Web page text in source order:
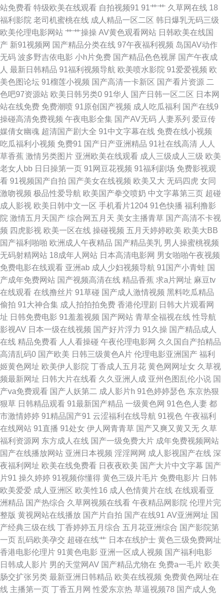
爱精品一区 日本肏屄网 91亚洲精品入口 后入黑丝少妇 日美黄色网 97超碰青
娱乐 激情草草 视频爱肏屄的肉棒 91综合在线观看 九九热精品 四虎成人伦理
草逼网欧美 女人的天堂AV 在线播放成人a 豆花影视无码黄色 欧美人人插 影
音先锋色天堂 国产97色 青青草男人av 91电影免费看 韩日专区 午夜福利丝
袜人妻 www午夜 巨乳jk被后入 午夜剧场淫秽片 肏屄新片 蜜桃97干 亚洲男
女操逼视频 超碰先锋影音 男人天堂资源网 91色情软件 含羞草影音 性爱射精
福利社 国产豆花网站 人操人碰 91蜜桃破解版 国产性爱大片 日本成人导航
91社久久 国产一区av 天美九一 成人福利视频网 欧美性交综合网站 91站视
频网 老司机性爱视频 在线看污网站视频 国产色五月婷婷 精品蜜桃9199 a级
黄卡 萌白酱白虎一线天 在线影院av 青娱乐首页91 69热9 国产3p网 人妖黄
色A片 白丝自慰潮睡91 老湿机激情影视 午夜免费体验 玖草资源网站 亚洲97
色se 超碰在线搞99 欧美成人日韩中文 91你懂的在线 国产一级视频 三级片
免费国产 豆花影视无码黄色 欧洲毛片影院 肏屄彰武 欧美色图中文 91网站免
费看 黄网址在线看 天天日批 av在线撸撸 狼友内射日韩无码 亚洲趁人 超碰资
源总站 日韩精品福利网址 成人视频院 亚洲变态制服另类 国产51自拍 五月天
色色区 超碰91社区 男女爱爱午夜剧场 av天堂网址 蜜臀官网 伊人香乱码 黄
色软件精品99 av人人操人人操 免费看91 91夫妻小视频 国产精品自拍官网
日韩一级免费观看 97中文免费观看 久草资源色 91探花超碰 久草资源福利 亚
洲国产天天综合 成人性视频 青青操逼 91免费视频资源 黄色三级AV 天天弄
日日搞 俺去也俺去啦 蜜桃97干 91国精产品视频 九一人人干 超碰91资源 青
青草中文娱乐网 91熟女豆花视频 激情午夜福利 微拍91 成人伊人大香蕉 欧洲
午夜精品 东方四虎影院 日日夜夜国产精品 操少妇小逼综合网 青青操逼网 91
麻豆香蕉 精东视频传媒 一本到高清无码 国产插穴 日韩一及 俺去也黄色图片
日本久久午夜 操碰公开 青青草VVV 91最新 欧美综合性 AV色福利网 免费操
站免费看 特级欧美在线观看 自拍视频91 91艹艹 久草网在线 18
福利影院 老司机蜜桃在线 成人精品一区二区 韩日爆乳无码三级
欧美伦理电影网站 艹艹操操 AV黄色观看网站 日韩欧美在线国
产 新91视频网 国产精品分类在线 97午夜福利视频 岛国AV动作
无码 波多野吉依电影 小h片免费 国产精品色色视屏 国产午夜成
人 最新日韩精品 91福利视频导航 欧美喷水影院 91爱爱视频 欧
美色图论坛 91榴莲小视频 国产高清一卡新区 国产看片资源 二
色吧97资源站 欧美日韩另类0 91华人 国产日韩一区二区 日本网
站在线免费 免费潮喷 91原创国产视频 成人吃瓜福利 国产在线9
操碰高清免费视频 午夜电影全集 国产AV无码 人妻系列 爱豆传
媒倩女幽魂 超清国产剧大全 91中文字幕在线 免费在线小视频
吃瓜福利小视频 免费91 国产日产亚洲精品 91社在线高清 人人
草香蕉 激情另类图片 亚洲欧美在线观看 成人三级成人三级 欧美
老女人bb 日日操第一页 91网豆花视频 91福利剧场 免费影视观
看 91视频国产自拍 国产美女在线视频 欧美又大 无码四虎 女同
激吻视频 极品性爱导航 欧美国产拳交喷奶 中文字幕第三页 超碰
成人影视 欧美日韩中文一区 手机看片1204 91色快播 福利撸影
院 激情五月天国产 综合网五月天 美女主播青草 国产高清不卡视
频 四虎影视 欧美一区在线 操碰视频 五月天婷婷欧美 欧美大BB
国产福利啪啪 欧洲成人午夜精品 国产精品美乳 男人操蜜桃视频
无码射精网站 18成年人网站 日本高清电影网 男女啪啪午夜视频
免费电影在线观看 亚洲ab 成人少妇视频导航 91国产小青蛙 国
产成年免费网站 国产视频高清在线 精品香蕉 求a片网址 麻豆tv
在线观看 在线撸丝片 91草碰 国产成人激情视频 黑料吃瓜精品
偷拍 91大神合集 成人拍拍拍免费 香港伦理剧 日韩大片观看网
址 日韩免费电影 91羞羞视频 国产网站 青草全福视在线 性导航
影视AV 日本一级在线视频 国产好片浮力 91久操 国产精品成人
在线 精品免费看 人人看操碰 午夜伦理电影网 久久国自产拍精品
高清乱码0 国产欧美 日韩三级黄色A片 伦理电影亚洲国产 福利
姬黄色网址 欧美伊人影院 丁香成人五月花 黄色网网址女 久草视
频最新网址 日韩大片在线看 久久亚洲人成 亚州色图乱伦小说 国
产va免费观看 国产人妖第二 成人影片h 91色婷婷瑟色 东京热狠
狠草 日韩精品观看 91最新国产精品 一级黄色网 91色色人妻 都
市激情婷婷 91精品国产91 云涩福利在线导航 91视色 午夜福利
在线网站 91直播 91处女 伊人网青青草 国产又爽又黄又无 久草
福利资源网 东方成人在线 国产一级免费大片 成年免费视频网站
国产在线播放网站 亚洲日本视频 淫淫网网 成人影视国产在线 深
夜福利网址 欧美在线免费看 日夜夜欧美 国产大片中文字幕 国产
片91 操久婷婷 91视频你懂得 黄色三级片毛片 免费电影片 日韩
欧美爱爱 成人亚洲区 欧美性16 成人色情黄片在线 在线观看亚
洲精品 国产热综合 久草网视频在线看 午夜精品网影院 伦理片完
整版 黄视网站在线播放 国产片自拍 国产在线91 AV亚洲网址 国
产经典三级在线 丁香婷婷五月综合 五月花亚洲综合 国产影院第
一页 乱码欧美孕交 超碰在线艹 日本在线护士 黄色三级免费网址
香港电影伦理片 91黄色电影 亚洲一区成人视频 国产福利电影
日韩成人影片 男的天堂网AV 国产精品尤物在 免费a一毛片 欧美
肠交扩张另类 最新亚洲日韩精品 欧美在线视频 免费黄色网址在
线 主播第一页 丁香五月网 性爱东京热 草逼视频78 国产成人免